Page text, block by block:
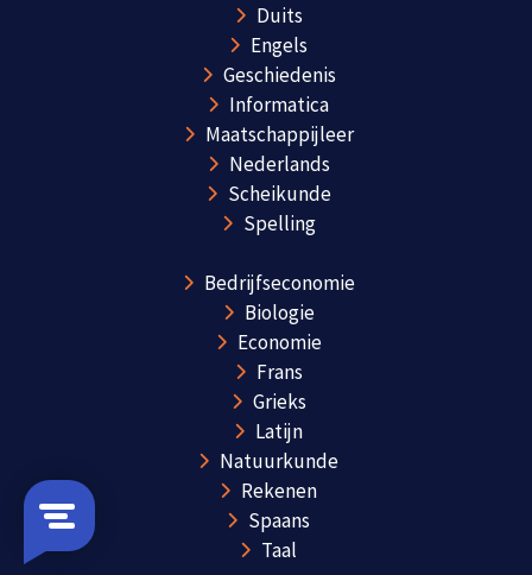
Duits
Engels
Geschiedenis
Informatica
Maatschappijleer
Nederlands
Scheikunde
Spelling
Bedrijfseconomie
Biologie
Economie
Frans
Grieks
Latijn
Natuurkunde
Rekenen
Spaans
Taal